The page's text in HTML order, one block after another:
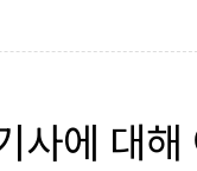
사에 대